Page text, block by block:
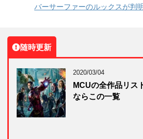
バーサーファーのルックスが判明
随時更新
2020/03/04
MCUの全作品リス
ならこの一覧